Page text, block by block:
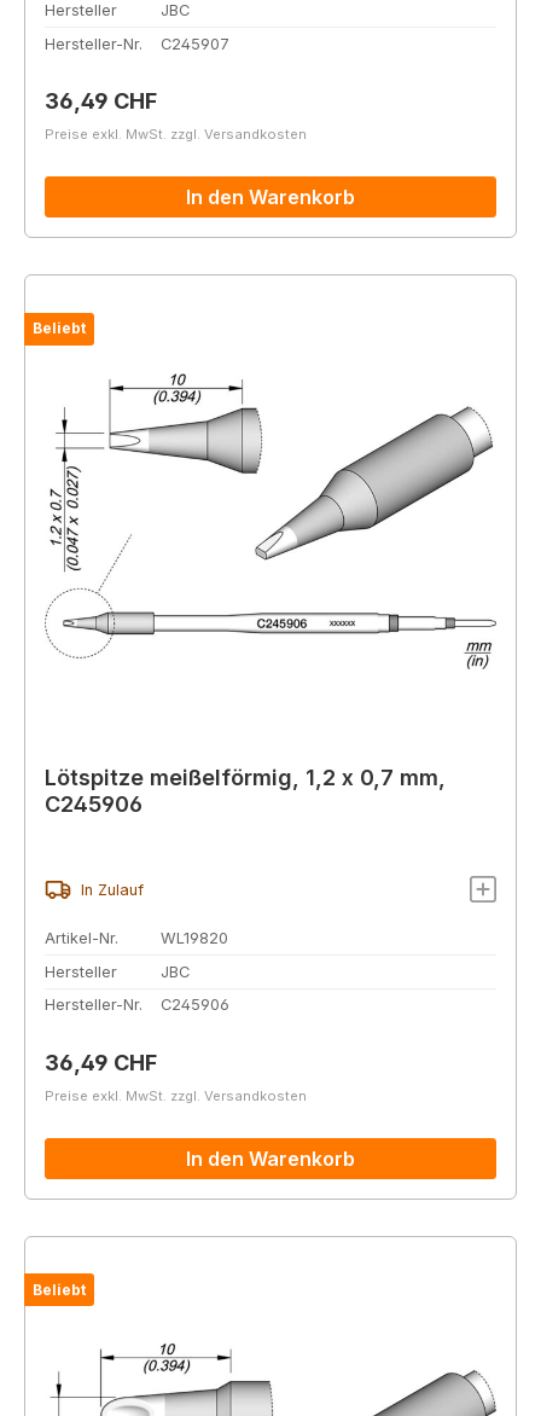
Hersteller
JBC
Hersteller-Nr.
C245907
Regulärer Preis:
36,49 CHF
Preise exkl. MwSt. zzgl. Versandkosten
In den Warenkorb
Beliebt
Lötspitze meißelförmig, 1,2 x 0,7 mm,
C245906
In Zulauf
Artikel-Nr.
WL19820
Hersteller
JBC
Hersteller-Nr.
C245906
Regulärer Preis:
36,49 CHF
Preise exkl. MwSt. zzgl. Versandkosten
In den Warenkorb
Beliebt